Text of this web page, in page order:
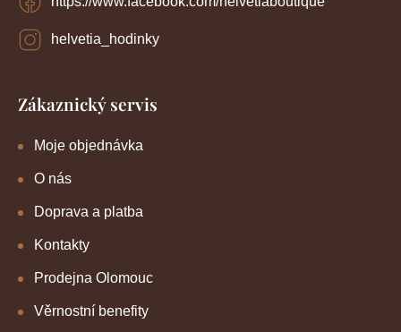
helvetia_hodinky
Zákaznický servis
Moje objednávka
O nás
Doprava a platba
Kontakty
Prodejna Olomouc
Věrnostní benefity